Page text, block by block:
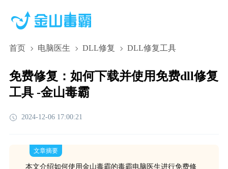
首页 电脑医生 DLL修复 DLL修复工具
免费修复：如何下载并使用免费dll修复
工具 -金山毒霸
2024-12-06 17:00:21
文章摘要
本文介绍如何使用金山毒霸的毒霸电脑医生进行免费修